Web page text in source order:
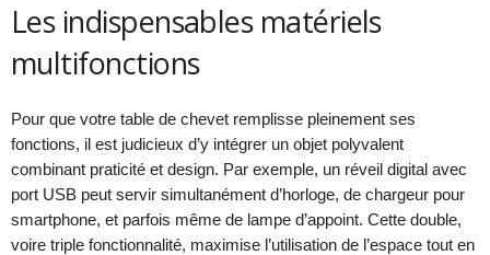
Les indispensables matériels
multifonctions
Pour que votre table de chevet remplisse pleinement ses
fonctions, il est judicieux d’y intégrer un objet polyvalent
combinant praticité et design. Par exemple, un réveil digital avec
port USB peut servir simultanément d’horloge, de chargeur pour
smartphone, et parfois même de lampe d’appoint. Cette double,
voire triple fonctionnalité, maximise l’utilisation de l’espace tout en